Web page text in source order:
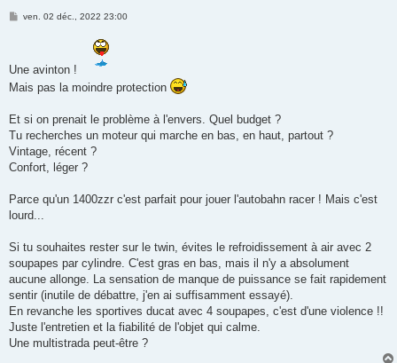
M
g
ven. 02 déc., 2022 23:00
Une avinton !
Mais pas la moindre protection
Et si on prenait le problème à l'envers. Quel budget ?
Tu recherches un moteur qui marche en bas, en haut, partout ?
Vintage, récent ?
Confort, léger ?
Parce qu'un 1400zzr c'est parfait pour jouer l'autobahn racer ! Mais c'est
lourd...
Si tu souhaites rester sur le twin, évites le refroidissement à air avec 2
soupapes par cylindre. C'est gras en bas, mais il n'y a absolument
aucune allonge. La sensation de manque de puissance se fait rapidement
sentir (inutile de débattre, j'en ai suffisamment essayé).
En revanche les sportives ducat avec 4 soupapes, c'est d'une violence !!
Juste l'entretien et la fiabilité de l'objet qui calme.
Une multistrada peut-être ?